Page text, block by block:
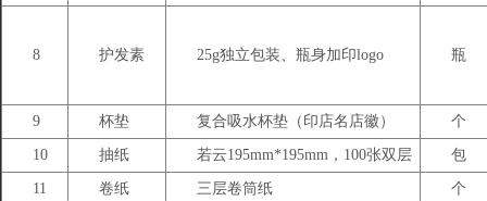
8 护发素 25g独立包装、瓶身加印logo 瓶
9 杯垫 复合吸水杯垫（印店名店徽） 个
10 抽纸 若云195mm*195mm，100张双层 包
11 卷纸 三层卷筒纸 个